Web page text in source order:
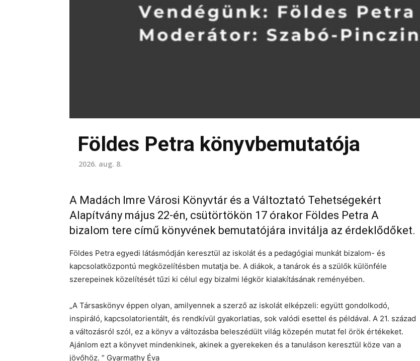
Földes Petra könyvbemutatója
2026. aug. 8.
A Madách Imre Városi Könyvtár és a Változtató Tehetségekért
Alapítvány május 22-én, csütörtökön 17 órakor Földes Petra A
bizalom tere című könyvének bemutatójára invitálja az érdeklődőket.
Földes Petra egyedi látásmódján keresztül az iskolát és a pedagógiai munkát bizalom- és
kapcsolatközpontú megközelítésben mutatja be. A diákok, a tanárok és a szülők különféle
szerepeinek közelítését tűzi ki célul egy bizalmi légkör kialakításának reményében.
„A Társaskönyv éppen olyan, amilyennek a szerző az iskolát elképzeli: együtt gondolkodó,
inspiráló, kapcsolatorientált, és rendkívül gyakorlatias, sok valódi esettel és példával. A 21. század
a változásról szól, ez a könyv a változásba beleszédült világ közepén mutat fel örök értékeket.
Ajánlom ezt a könyvet mindenkinek, akinek a gyerekeken és a tanuláson keresztül köze van a
jövőhöz. ” Gyarmathy Éva